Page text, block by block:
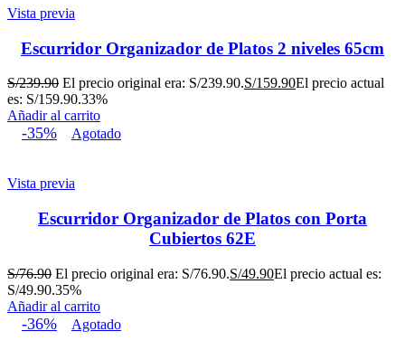
Vista previa
Escurridor Organizador de Platos 2 niveles 65cm
S/239.90 El precio original era: S/239.90.S/159.90El precio actual
es: S/159.90.33%
Añadir al carrito
-35% Agotado
Vista previa
Escurridor Organizador de Platos con Porta
Cubiertos 62E
S/76.90 El precio original era: S/76.90.S/49.90El precio actual es:
S/49.90.35%
Añadir al carrito
-36% Agotado